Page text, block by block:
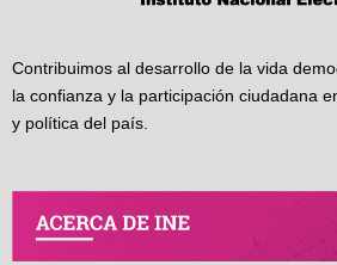
Contribuimos al desarrollo de la vida
la confianza y la participación ciudadana
y política del país.